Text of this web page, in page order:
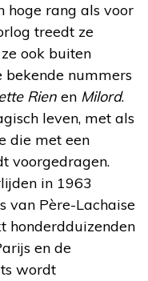
hoge rang als voor
treedt ze
ook buiten
bekende nummers
Rien en Milord.
leven, met als
die met een
voorgedragen.
in 1963
van Père-Lachaise
honderdduizenden
en de
wordt